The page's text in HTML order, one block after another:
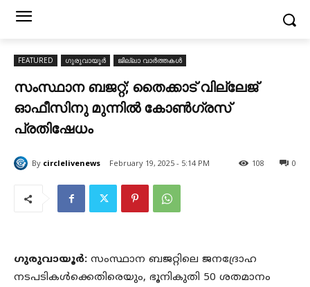
FEATURED ഗുരുവായൂർ ജില്ലാ വാർത്തകൾ
സംസ്ഥാന ബജറ്റ്; തൈക്കാട് വില്ലേജ്
ഓഫീസിനു മുന്നിൽ കോൺഗ്രസ്
പ്രതിഷേധം
By circlelivenews February 19, 2025 - 5:14 PM 0
108
ഗുരുവായൂർ: സംസ്ഥാന ബജറ്റിലെ ജനദ്രോഹ
നടപടികൾക്കെതിരെയും, ഭൂനികുതി 50 ശതമാനം